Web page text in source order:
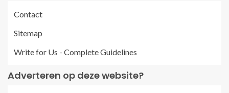
Contact
Sitemap
Write for Us - Complete Guidelines
Adverteren op deze website?